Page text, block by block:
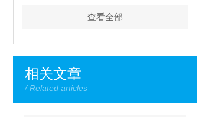
查看全部
相关文章
/ Related articles